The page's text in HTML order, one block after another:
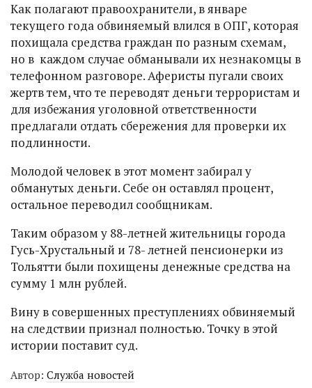
Как полагают правоохранители, в январе
текущего года обвиняемый влился в ОПГ, которая
похищала средства граждан по разным схемам,
но в каждом случае обманывали их незнакомцы в
телефонном разговоре. Аферисты пугали своих
жертв тем, что те переводят деньги террористам и
для избежания уголовной ответственности
предлагали отдать сбережения для проверки их
подлинности.
Молодой человек в этот момент забирал у
обманутых деньги. Себе он оставлял процент,
остальное переводил сообщникам.
Таким образом у 88-летней жительницы города
Гусь-Хрустальный и 78- летней пенсионерки из
Тольятти были похищены денежные средства на
сумму 1 млн рублей.
Вину в совершенных преступлениях обвиняемый
на следствии признал полностью. Точку в этой
истории поставит суд.
Автор: Служба новостей